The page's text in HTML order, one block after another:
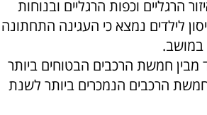
הרגליים וכפות הרגליים ובנוחות
לילדים נמצא כי העגינה התחתונה
במושב.
היחיד מבין חמשת הרכבים הבטוחים ביותר
הרכבים הנמכרים ביותר לשנת